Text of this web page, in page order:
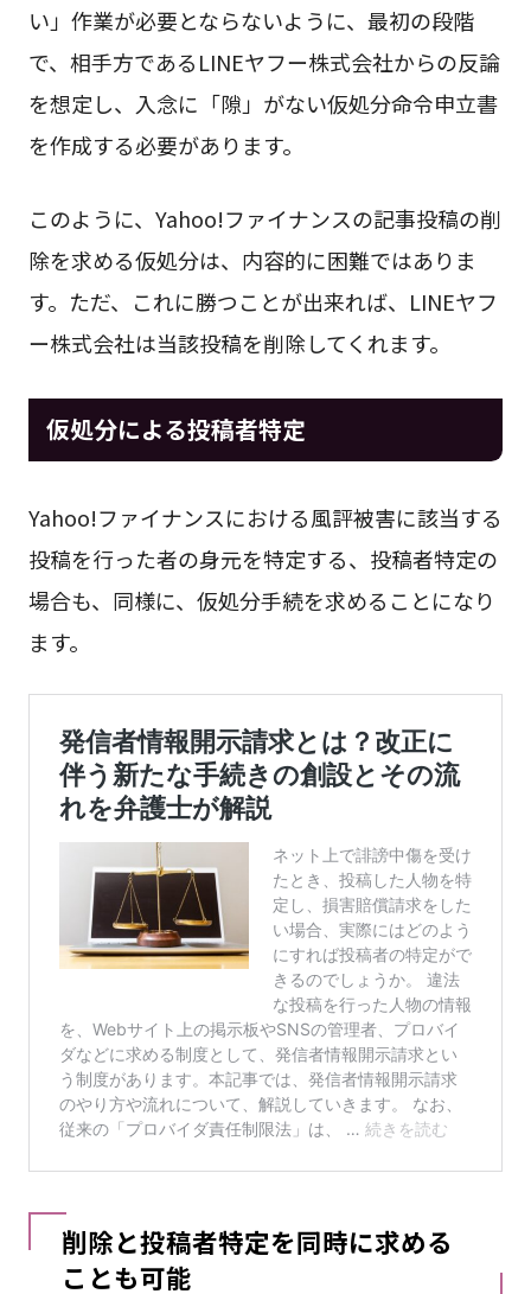
い」作業が必要とならないように、最初の段階
で、相手方であるLINEヤフー株式会社からの反論
を想定し、入念に「隙」がない仮処分命令申立書
を作成する必要があります。
このように、Yahoo!ファイナンスの記事投稿の削
除を求める仮処分は、内容的に困難ではありま
す。ただ、これに勝つことが出来れば、LINEヤフ
ー株式会社は当該投稿を削除してくれます。
仮処分による投稿者特定
Yahoo!ファイナンスにおける風評被害に該当する
投稿を行った者の身元を特定する、投稿者特定の
場合も、同様に、仮処分手続を求めることになり
ます。
削除と投稿者特定を同時に求める
ことも可能